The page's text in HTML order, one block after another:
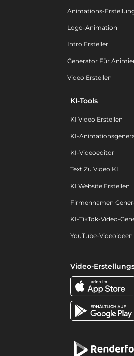
Animations-
Logo-Animation
Intro Ersteller
Generator Für
Video Erstellen
KI-Tools
KI Video Erstellen
KI-
KI-Videoeditor
Text Zu Video KI
KI Website Erstellen
Firmennamen
KI-TikTok-Video-
YouTube-Videoideen
Video-